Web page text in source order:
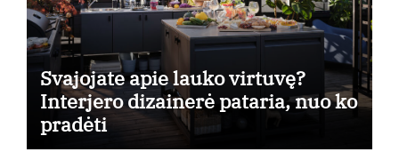
Svajojate apie lauko virtuvę?
Interjero dizainerė pataria, nuo ko
pradėti